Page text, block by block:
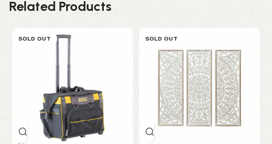
Related Products
SOLD OUT SOLD OUT